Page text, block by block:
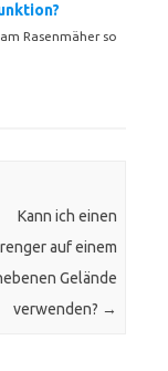
Rasenmäher so
Kann ich einen
auf einem
Gelände
verwenden? →